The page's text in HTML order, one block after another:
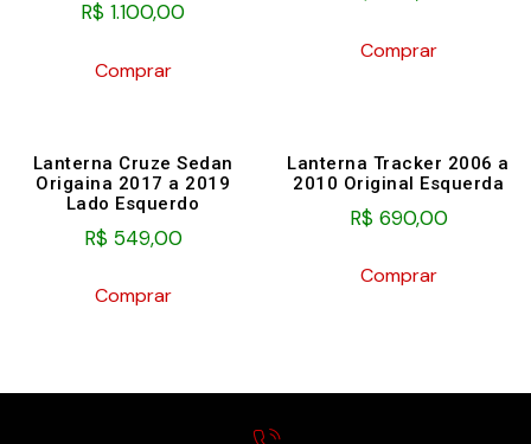
R$ 1.100,00
Comprar
Comprar
Lanterna Cruze Sedan
Origaina 2017 a 2019
Lado Esquerdo
R$549,00
Comprar
Lanterna Tracker 2006 a
2010 Original Esquerda
R$690,00
Comprar